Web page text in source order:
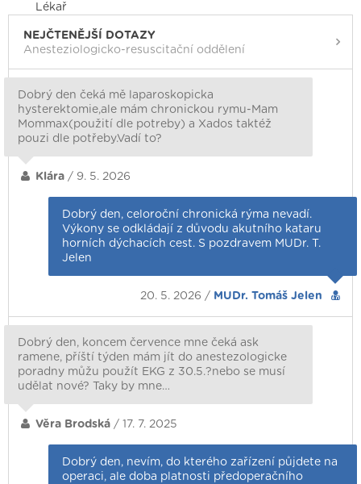
Lékař
NEJČTENĚJŠÍ DOTAZY
Anesteziologicko-resuscitační oddělení
Dobrý den čeká mě laparoskopicka
hysterektomie,ale mám chronickou rymu-Mam
Mommax(použití dle potreby) a Xados taktéž
pouzi dle potřeby.Vadí to?
Klára / 9. 5. 2026
Dobrý den, celoroční chronická rýma nevadí.
Výkony se odkládají z důvodu akutního kataru
horních dýchacích cest. S pozdravem MUDr. T.
Jelen
20. 5. 2026 / MUDr. Tomáš Jelen
Dobrý den, koncem července mne čeká ask
ramene, příští týden mám jít do anestezologicke
poradny můžu použít EKG z 30.5.?nebo se musí
udělat nové? Taky by mne…
Věra Brodská / 17. 7. 2025
Dobrý den, nevím, do kterého zařízení půjdete na
operaci, ale doba platnosti předoperačního